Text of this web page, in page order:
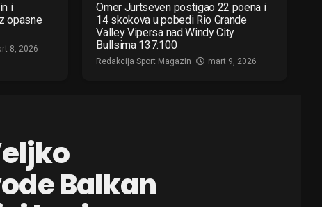
i
opasne
8, 2026
Omer Jurtseven postigao 22 poena i
14 skokova u pobedi Rio Grande
Valley Vipersa nad Windy City
Bullsima 137:100
Redakcija Sport Magazin mart 9, 2026
Balkan